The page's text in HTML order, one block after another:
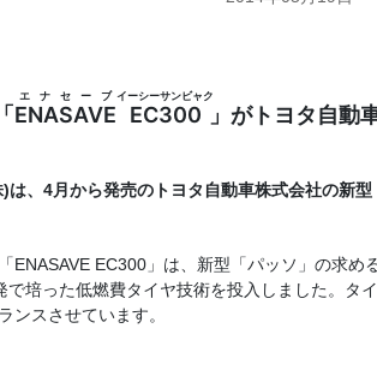
ENASAVE
エナセーブ
EC300
イーシーサンビャク
」がトヨタ自動
、4月から発売のトヨタ自動車株式会社の新
ENASAVE EC300」は、新型「パッソ」の求め
で培った低燃費タイヤ技術を投入しました。
ンスさせています。